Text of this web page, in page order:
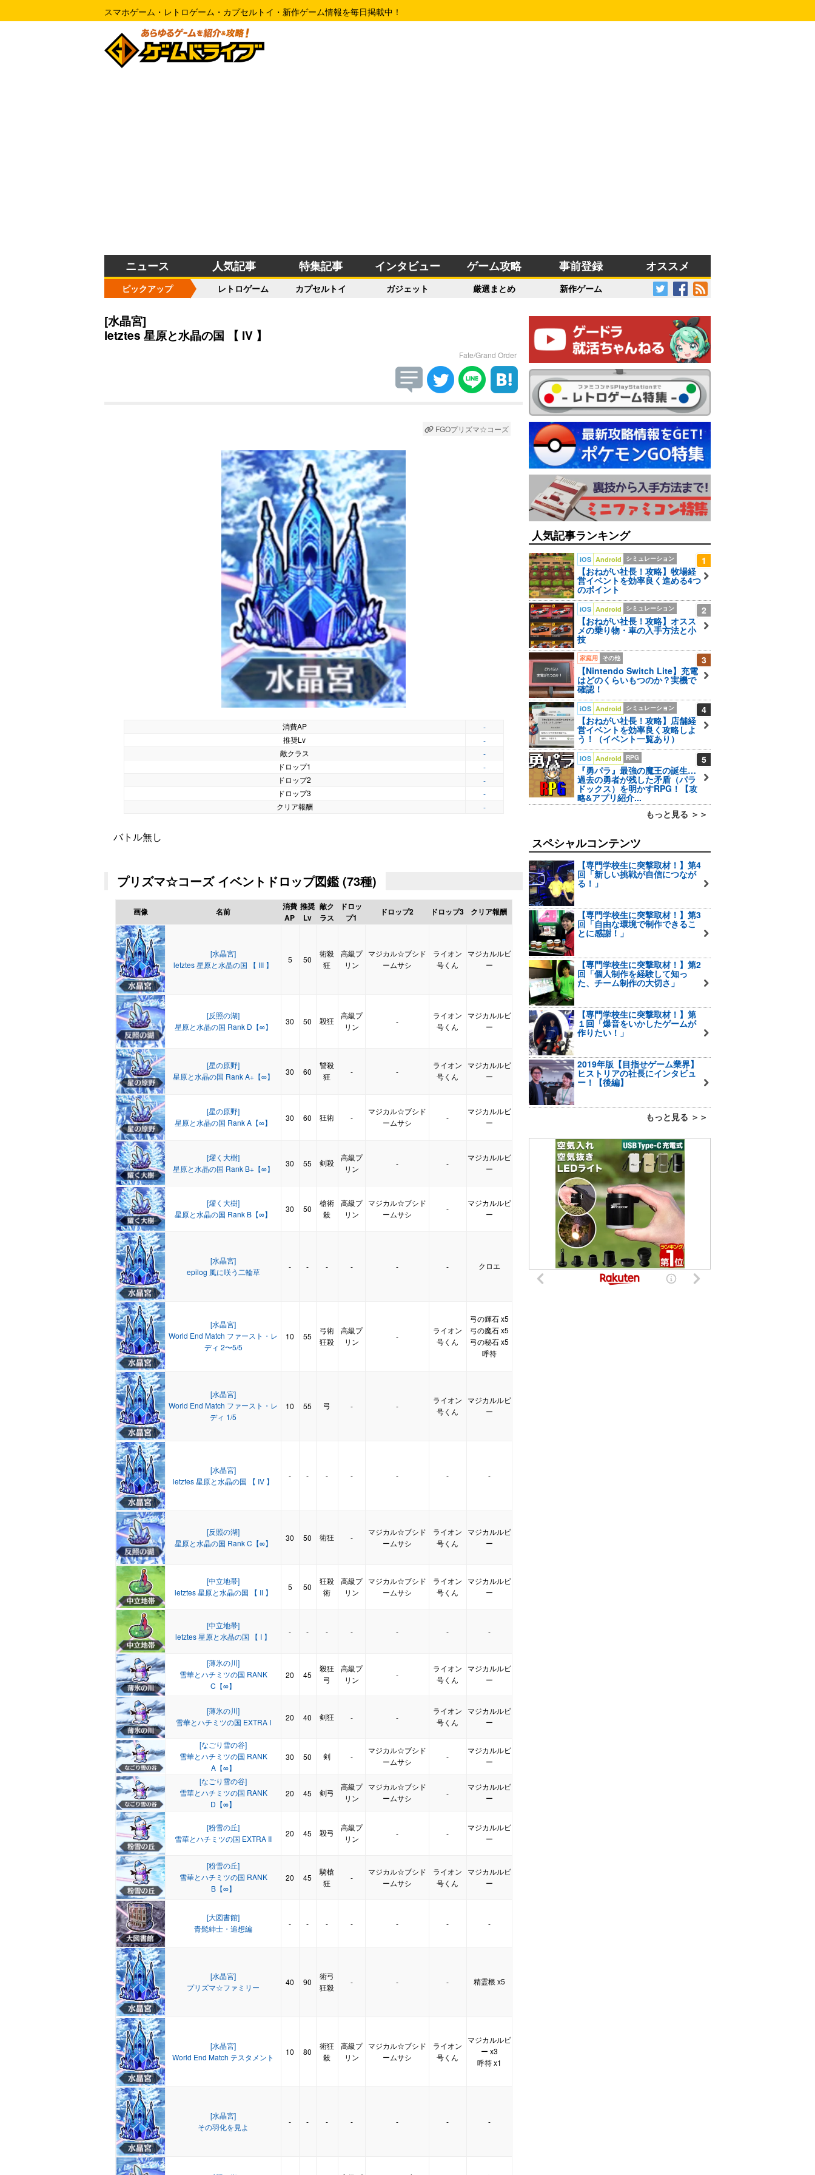
スマホゲーム・レトロゲーム・カプセルトイ・新作ゲーム情報を毎日掲載中！
ニュース 人気記事 特集記事 インタビュー ゲーム攻略 事前登録 オススメ
ピックアップ レトロゲーム カプセルトイ ガジェット 厳選まとめ 新作ゲーム
[水晶宮]
letztes 星原と水晶の国 【 IV 】
Fate/Grand Order
FGOプリズマ☆コーズ
消費AP
-
推奨Lv
-
敵クラス
-
ドロップ1
-
ドロップ2
-
ドロップ3
-
クリア報酬
-
バトル無し
プリズマ☆コーズ イベントドロップ図鑑 (73種)
画像 名前
消費
AP
推奨
Lv
敵ク
ラス
ドロッ
プ1
ドロップ2 ドロップ3 クリア報酬
[水晶宮]
letztes 星原と水晶の国 【 III 】
5 50
術殺
狂
高級プ
リン
マジカル☆ブシド
ームサシ
ライオン
号くん
マジカルルビ
ー
[反照の湖]
星原と水晶の国 Rank D【∞】
30 50 殺狂
高級プ
リン
-
ライオン
号くん
マジカルルビ
ー
[星の原野]
星原と水晶の国 Rank A+【∞】
30 60
讐殺
狂
- -
ライオン
号くん
マジカルルビ
ー
[星の原野]
星原と水晶の国 Rank A【∞】
30 60 狂術 -
マジカル☆ブシド
ームサシ
-
マジカルルビ
ー
[燿く大樹]
星原と水晶の国 Rank B+【∞】
30 55 剣殺
高級プ
リン
- -
マジカルルビ
ー
[燿く大樹]
星原と水晶の国 Rank B【∞】
30 50
槍術
殺
高級プ
リン
マジカル☆ブシド
ームサシ
-
マジカルルビ
ー
[水晶宮]
epilog 風に咲う二輪草
- - - - - - クロエ
[水晶宮]
World End Match ファースト・レ
ディ 2〜5/5
10 55
弓術
狂殺
高級プ
リン
-
ライオン
号くん
弓の輝石 x5
弓の魔石 x5
弓の秘石 x5
呼符
[水晶宮]
World End Match ファースト・レ
ディ 1/5
10 55 弓 - -
ライオン
号くん
マジカルルビ
ー
[水晶宮]
letztes 星原と水晶の国 【 IV 】
- - - - - - -
[反照の湖]
星原と水晶の国 Rank C【∞】
30 50 術狂 -
マジカル☆ブシド
ームサシ
ライオン
号くん
マジカルルビ
ー
[中立地帯]
letztes 星原と水晶の国 【 II 】
5 50
狂殺
術
高級プ
リン
マジカル☆ブシド
ームサシ
ライオン
号くん
マジカルルビ
ー
[中立地帯]
letztes 星原と水晶の国 【 I 】
- - - - - - -
[薄氷の川]
雪華とハチミツの国 RANK
C【∞】
20 45
殺狂
弓
高級プ
リン
-
ライオン
号くん
マジカルルビ
ー
[薄氷の川]
雪華とハチミツの国 EXTRA I
20 40 剣狂 - -
ライオン
号くん
マジカルルビ
ー
[なごり雪の谷]
雪華とハチミツの国 RANK
A【∞】
30 50 剣 -
マジカル☆ブシド
ームサシ
-
マジカルルビ
ー
[なごり雪の谷]
雪華とハチミツの国 RANK
D【∞】
20 45 剣弓
高級プ
リン
マジカル☆ブシド
ームサシ
-
マジカルルビ
ー
[粉雪の丘]
雪華とハチミツの国 EXTRA II
20 45 殺弓
高級プ
リン
- -
マジカルルビ
ー
[粉雪の丘]
雪華とハチミツの国 RANK
B【∞】
20 45
騎槍
狂
-
マジカル☆ブシド
ームサシ
ライオン
号くん
マジカルルビ
ー
[大図書館]
青髭紳士・追想編
- - - - - - -
[水晶宮]
プリズマ☆ファミリー
40 90
術弓
狂殺
- - - 精霊根 x5
[水晶宮]
World End Match テスタメント
10 80
術狂
殺
高級プ
リン
マジカル☆ブシド
ームサシ
ライオン
号くん
マジカルルビ
ー x3
呼符 x1
[水晶宮]
その羽化を見よ
- - - - - - -
人気記事ランキング
1
iOS Android シミュレーション
【おねがい社長！攻略】牧場経
営イベントを効率良く進める4つ
のポイント
2
iOS Android シミュレーション
【おねがい社長！攻略】オスス
メの乗り物・車の入手方法と小
技
3
家庭用 その他
【Nintendo Switch Lite】充電
はどのくらいもつのか？実機で
確認！
4
iOS Android シミュレーション
【おねがい社長！攻略】店舗経
営イベントを効率良く攻略しよ
う！（イベント一覧あり）
5
iOS Android RPG
『勇パラ』最強の魔王の誕生…
過去の勇者が残した矛盾（パラ
ドックス）を明かすRPG！【攻
略&アプリ紹介...
もっと見る ＞＞
スペシャルコンテンツ
【専門学校生に突撃取材！】第4
回「新しい挑戦が自信につなが
る！」
【専門学校生に突撃取材！】第3
回「自由な環境で制作できるこ
とに感謝！」
【専門学校生に突撃取材！】第2
回「個人制作を経験して知っ
た、チーム制作の大切さ」
【専門学校生に突撃取材！】第
１回「爆音をいかしたゲームが
作りたい！」
2019年版【目指せゲーム業界】
ヒストリアの社長にインタビュ
ー！【後編】
もっと見る ＞＞